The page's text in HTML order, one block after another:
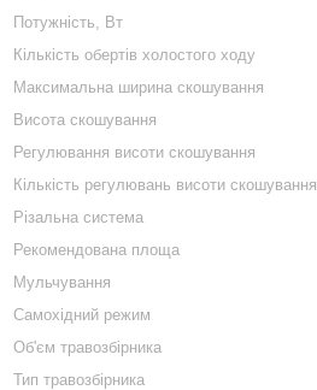
Потужність, Вт
Кількість обертів холостого ходу
Максимальна ширина скошування
Висота скошування
Регулювання висоти скошування
Кількість регулювань висоти скошування
Різальна система
Рекомендована площа
Мульчування
Самохідний режим
Об'єм травозбірника
Тип травозбірника